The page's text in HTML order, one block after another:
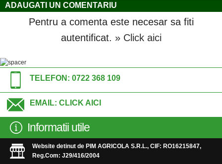
ADAUGATI UN COMENTARIU
Pentru a comenta este necesar sa fiti
autentificat. » Click aici
TELEFON: 0722 368 109
EMAIL: CLICK AICI
Informatii utile
Website detinut de PIM AGRICOLA S.R.L., CIF: RO16215847,
Reg.Com: J29/416/2004